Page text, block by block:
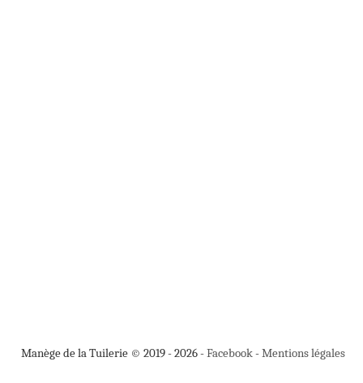
Manège de la Tuilerie © 2019 - 2026 -Facebook-Mentions légales